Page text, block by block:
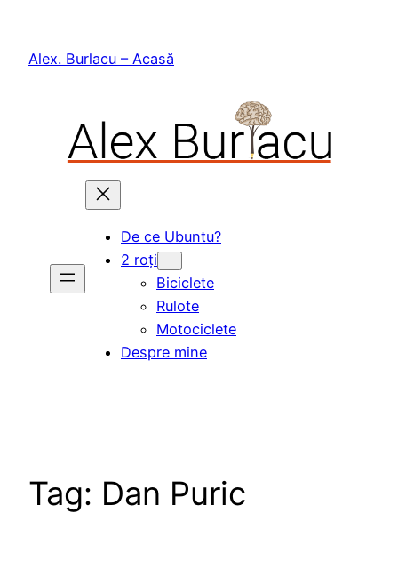
content
Alex. Burlacu – Acasă
De ce Ubuntu?
2 roți
Biciclete
Rulote
Motociclete
Despre mine
Tag: Dan Puric